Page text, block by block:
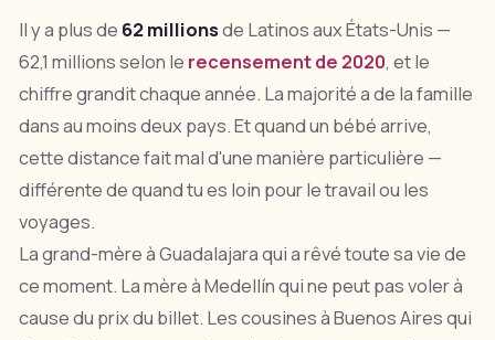
Il y a plus de 62 millionsde Latinos aux États-Unis —
62,1 millions selon le recensement de 2020, et le
chiffre grandit chaque année. La majorité a de la famille
dans au moins deux pays. Et quand un bébé arrive,
cette distance fait mal d'une manière particulière —
différente de quand tu es loin pour le travail ou les
voyages.
La grand-mère à Guadalajara qui a rêvé toute sa vie de
ce moment. La mère à Medellín qui ne peut pas voler à
cause du prix du billet. Les cousines à Buenos Aires qui